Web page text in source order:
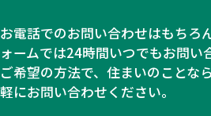
お電話でのお問い合わせはもちろ
ォームでは24時間いつでもお問い
ご希望の方法で、住まいのことな
軽にお問い合わせください。